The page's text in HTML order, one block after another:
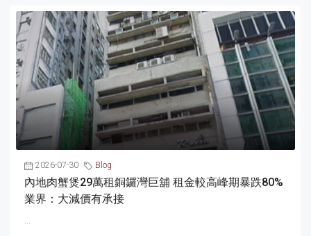
2026-07-30 Blog
內地肉蟹煲29萬租銅鑼灣巨舖 租金較高峰期暴跌80%
業界：大減價有承接
...